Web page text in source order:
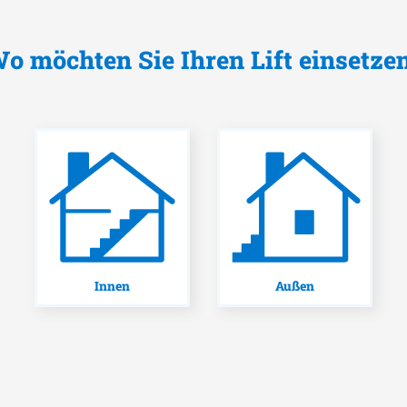
möchten Sie Ihren Lift
Innen Außen